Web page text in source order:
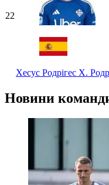
22
Хесус Родрігес Х.
Новини